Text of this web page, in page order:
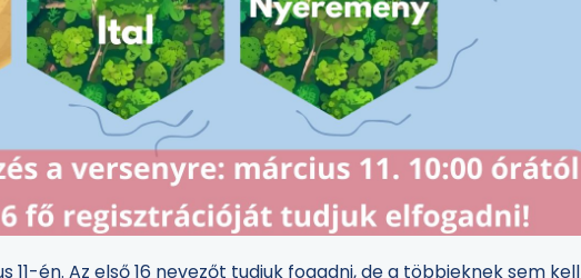
én. Az első 16 nevezőt tudjuk fogadni, de a többieknek sem kell